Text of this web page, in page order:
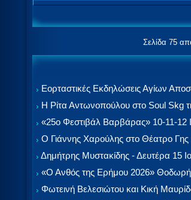
Σελίδα 75
Εορταστικές Εκδηλώσεις Αγίων
Η Ρίτα Αντωνοπούλου στο Soul Skg
«25ο Φεστιβάλ Βαρβάρας» 10-11-12
Ο Γιάννης Χαρούλης στο Θέατρο Γης
Δημήτρης Μυστακίδης - Δευτέρα 15
«Ο Ανθός της Ερήμου 2026»
Φωτεινή Βελεσιώτου και Κική